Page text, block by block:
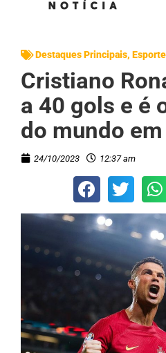
Destaques Principais, Esporte
Cristiano
a 40 gols e é
do mundo
24/10/2023 12:37 am